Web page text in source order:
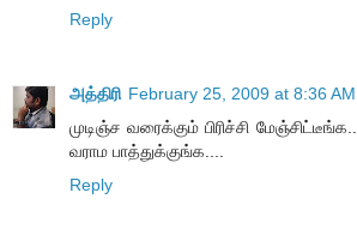
Reply
அத்திரி February 25, 2009 at 8:36 AM
முடிஞ்ச வரைக்கும் பிரிச்சி
வராம பாத்துக்குங்க....
Reply